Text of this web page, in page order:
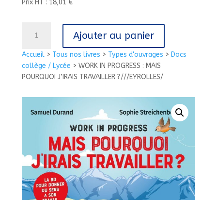
Accueil> Tous nos livres > Types d'ouvrages > Docs
collège / Lycée > WORK IN PROGRESS : MAIS
POURQUOI J’IRAIS TRAVAILLER ?///EYROLLES/
Prix HT : 18,01 €
WORK
PROGRESS
J'IRAIS
?///EYROLLES/
Ajouter au panier